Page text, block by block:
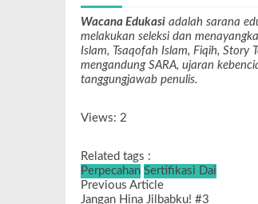
Wacana Edukasiadalah sarana
melakukan seleksi dan
Islam, Tsaqofah Islam, Fiqih, Story
mengandung SARA, ujaran
tanggungjawab penulis.
Views: 2
Related tags :
Perpecahan Sertifikasi Dai
Previous Article
Jangan Hina Jilbabku! #3